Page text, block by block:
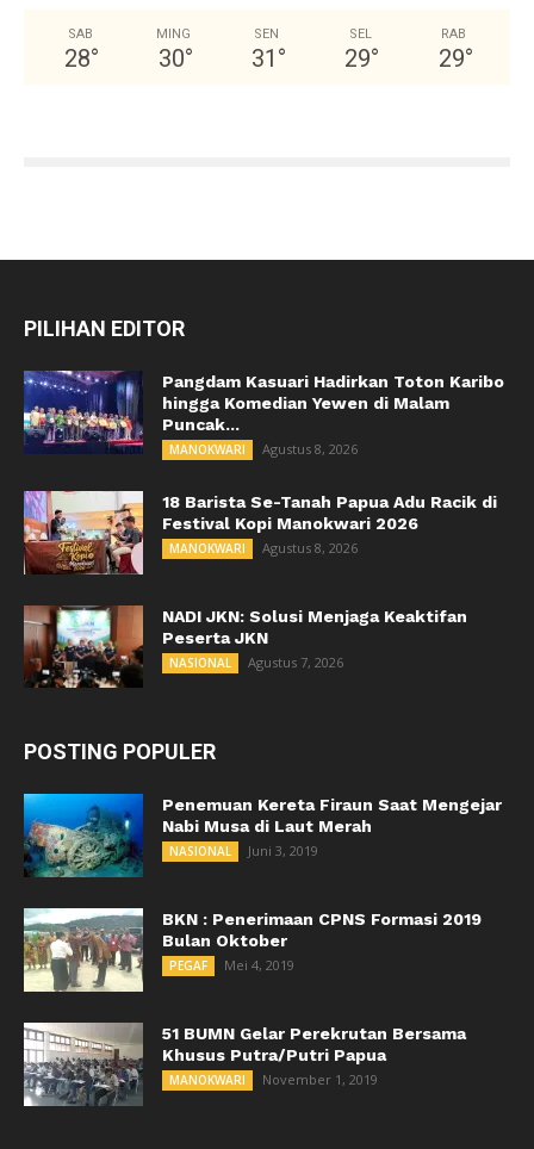
SAB
28°
MING
30°
SEN
31 °
SEL
29°
RAB
29°
PILIHAN EDITOR
Pangdam Kasuari Hadirkan Toton Karibo
hingga Komedian Yewen di Malam
Puncak...
MANOKWARI Agustus 8, 2026
18 Barista Se-Tanah Papua Adu Racik di
Festival Kopi Manokwari 2026
MANOKWARI Agustus 8, 2026
NADI JKN: Solusi Menjaga Keaktifan
Peserta JKN
NASIONAL Agustus 7, 2026
POSTING POPULER
Penemuan Kereta Firaun Saat Mengejar
Nabi Musa di Laut Merah
NASIONAL Juni 3, 2019
BKN : Penerimaan CPNS Formasi 2019
Bulan Oktober
PEGAF Mei 4, 2019
51 BUMN Gelar Perekrutan Bersama
Khusus Putra/Putri Papua
MANOKWARI November 1, 2019